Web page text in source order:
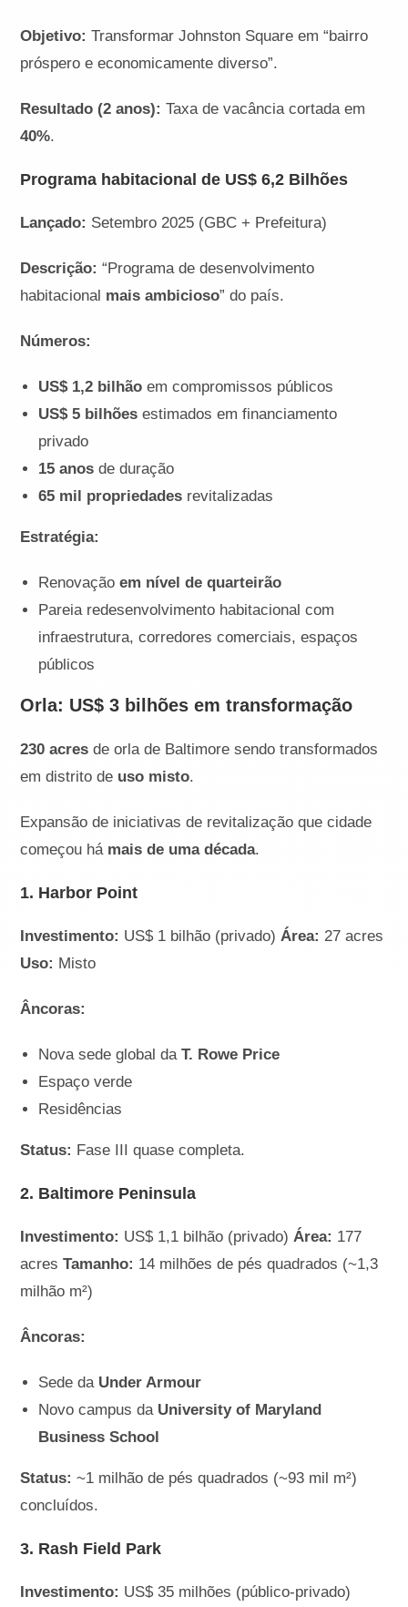
Objetivo: Transformar Johnston Square em “bairro
próspero e economicamente diverso”.
Resultado (2 anos): Taxa de vacância cortada em
40%.
Programa habitacional de US$ 6,2 Bilhões
Lançado: Setembro 2025 (GBC + Prefeitura)
Descrição: “Programa de desenvolvimento
habitacional mais ambicioso” do país.
Números:
US$ 1,2 bilhão em compromissos públicos
US$ 5 bilhões estimados em financiamento
privado
15 anos de duração
65 mil propriedades revitalizadas
Estratégia:
Renovaçãoem nível de quarteirão
Pareia redesenvolvimento habitacional com
infraestrutura, corredores comerciais, espaços
públicos
Orla: US$ 3 bilhões em transformação
230 acres de orla de Baltimore sendo transformados
em distrito de uso misto.
Expansão de iniciativas de revitalização que cidade
começou há mais de uma década.
1. Harbor Point
Investimento: US$ 1 bilhão (privado)Área: 27 acres
Uso: Misto
Âncoras:
Nova sede global daT. Rowe Price
Espaço verde
Residências
Status: Fase III quase completa.
2. Baltimore Peninsula
Investimento: US$ 1,1 bilhão (privado)Área: 177
acresTamanho: 14 milhões de pés quadrados (~1,3
milhão m²)
Âncoras:
Sede da Under Armour
Novo campus da University of Maryland
Business School
Status: ~1 milhão de pés quadrados (~93 mil m²)
concluídos.
3. Rash Field Park
Investimento: US$ 35 milhões (público-privado)